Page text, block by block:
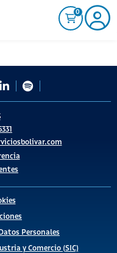
0
Personales
y Comercio (SIC)